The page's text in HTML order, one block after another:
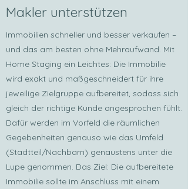
Makler unterstützen
Immobilien schneller und besser verkaufen –
und das am besten ohne Mehraufwand. Mit
Home Staging ein Leichtes: Die Immobilie
wird exakt und maßgeschneidert für ihre
jeweilige Zielgruppe aufbereitet, sodass sich
gleich der richtige Kunde angesprochen fühlt.
Dafür werden im Vorfeld die räumlichen
Gegebenheiten genauso wie das Umfeld
(Stadtteil/Nachbarn) genaustens unter die
Lupe genommen. Das Ziel: Die aufbereitete
Immobilie sollte im Anschluss mit einem